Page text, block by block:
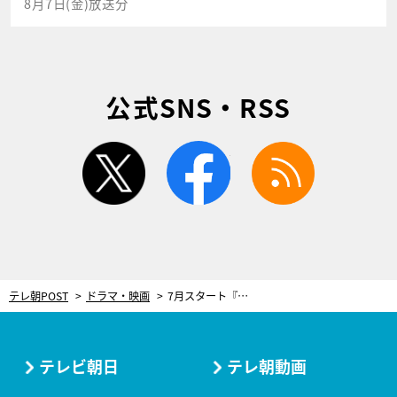
公式SNS・RSS
twitter facebook
テレ朝POST ドラマ・映画 7月スタート『しあわせな結婚』、杉野遥亮が物語のキーパーソンとして参戦！
テレビ朝日 テレ朝動画